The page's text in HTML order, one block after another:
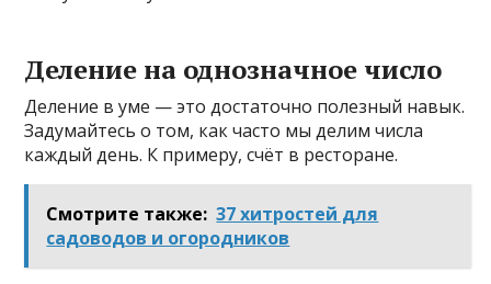
Деление на однозначное число
Деление в уме — это достаточно полезный навык.
Задумайтесь о том, как часто мы делим числа
каждый день. К примеру, счёт в ресторане.
Смотрите также: 37 хитростей для
садоводов и огородников